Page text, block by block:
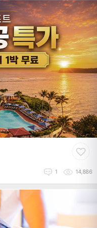
1 14,886